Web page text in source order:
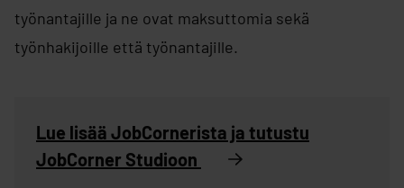
työnantajille ja ne ovat maksuttomia sekä
työnhakijoille että työnantajille.
Lue lisää JobCornerista ja tutustu
JobCorner Studioon